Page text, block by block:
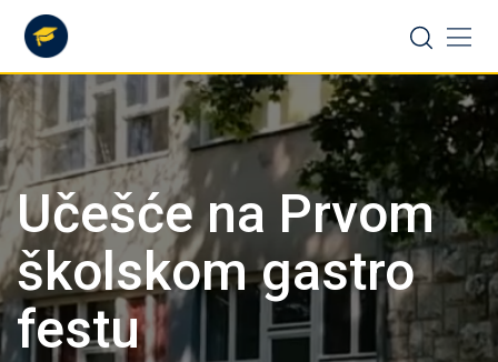
content
Učešće na Prvom
školskom gastro
festu